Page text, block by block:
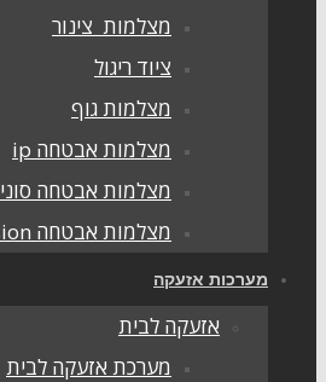
מצלמות צינור
ציוד ריגול
מצלמות גוף
מצלמות אבטחה ip
מצלמות אבטחה סוני
מצלמות אבטחה provision
מערכות אזעקה
אזעקה לבית
מערכת אזעקה לבית